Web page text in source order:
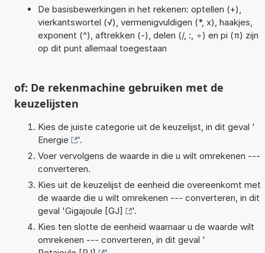
De basisbewerkingen in het rekenen: optellen (+),
vierkantswortel (√), vermenigvuldigen (*, x), haakjes,
exponent (^), aftrekken (-), delen (/, :, ÷) en pi (π) zijn
op dit punt allemaal toegestaan
of: De rekenmachine gebruiken met de
keuzelijsten
Kies de juiste categorie uit de keuzelijst, in dit geval '
Energie
'.
Voer vervolgens de waarde in die u wilt omrekenen ---
converteren.
Kies uit de keuzelijst de eenheid die overeenkomt met
de waarde die u wilt omrekenen --- converteren, in dit
geval 'Gigajoule [GJ]
'.
Kies ten slotte de eenheid waarnaar u de waarde wilt
omrekenen --- converteren, in dit geval '